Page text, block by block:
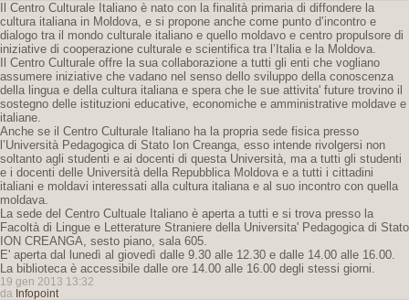
Il Centro Culturale Italiano è nato con la finalità primaria di diffondere la
cultura italiana in Moldova, e si propone anche come punto d’incontro e
dialogo tra il mondo culturale italiano e quello moldavo e centro propulsore di
iniziative di cooperazione culturale e scientifica tra l’Italia e la Moldova.
Il Centro Culturale offre la sua collaborazione a tutti gli enti che vogliano
assumere iniziative che vadano nel senso dello sviluppo della conoscenza
della lingua e della cultura italiana e spera che le sue attivita' future trovino il
sostegno delle istituzioni educative, economiche e amministrative moldave e
italiane.
Anche se il Centro Culturale Italiano ha la propria sede fisica presso
l’Università Pedagogica di Stato Ion Creanga, esso intende rivolgersi non
soltanto agli studenti e ai docenti di questa Università, ma a tutti gli studenti
e i docenti delle Università della Repubblica Moldova e a tutti i cittadini
italiani e moldavi interessati alla cultura italiana e al suo incontro con quella
moldava.
La sede del Centro Cultuale Italiano è aperta a tutti e si trova presso la
Facoltà di Lingue e Letterature Straniere della Universita' Pedagogica di Stato
ION CREANGA, sesto piano, sala 605.
E' aperta dal lunedì al giovedì dalle 9.30 alle 12.30 e dalle 14.00 alle 16.00.
La biblioteca è accessibile dalle ore 14.00 alle 16.00 degli stessi giorni.
19 gen 2013 13:32
da Infopoint